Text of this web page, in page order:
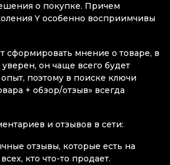
о покупке. Причем
Y особенно восприимчивы
сформировать мнение о товаре, в
он чаще всего будет
поэтому в поиске ключи
+ обзор/отзыв» всегда
и отзывов в сети:
отзывы, которые есть на
кто что-то продает.